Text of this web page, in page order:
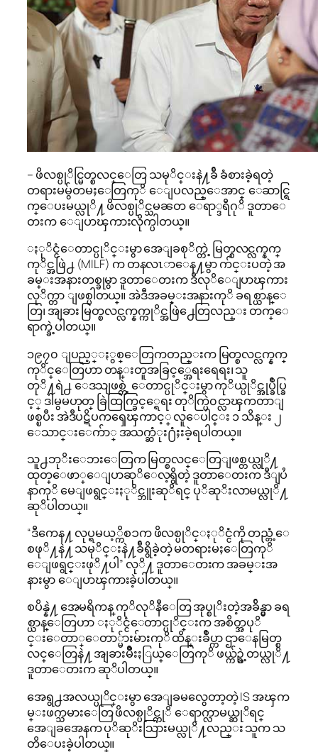
– ဖိလစ္ပုိင္မြတ္စလင္ေတြ သမုိင္းနဲ႔ခ်ီ ခံစားခဲ့ရတဲ့
တရားမမွ်တမႈေတြကုိ ေျပလည္ေအာင္ ေဆာင္ရြ
က္ေပးမယ္လုိ႔ ဖိလစ္ပုိင္သမၼတ ေရာ္ဒရီဂုိ ဒူတာေ
တးက ေျပာၾကားလိုက္ပါတယ္။
ႏုိင္ငံေတာင္ပုိင္းမွာ အေျခစုိက္တဲ့ မြတ္စလင္လက္နက္
ကုိင္အဖြဲ႕ (MILF) က တနလၤာေန႔မွာ က်င္းပတဲ့ အ
ခမ္းအနားတစ္ခုမွာ ဒူတာေတးက ဒီလုိေျပာၾကား
လုိက္တာ ျဖစ္ပါတယ္။ အဲဒီအခမ္းအနားကုိ ခရစ္ယာန္ေ
တြ၊ အျခား မြတ္စလင္လက္နက္ကုိင္အဖြဲ႕ေတြလည္း တက္ေ
ရာက္ခဲ့ပါတယ္။
၁၉၇၀ ျပည့္ႏွစ္ေတြကတည္းက မြတ္စလင္လက္နက္
ကုိင္ေတြဟာ တန္းတူအခြင့္အေရးရေရး၊ သူ
တုိ႔ရဲ႕ ေဒသျဖစ္တဲ့ ေတာင္ပုိင္းမွာ ကုိယ္ပုိင္အုပ္ခ်ဳပ္ခြ
င့္ ဒါမွမဟုတ္ ခြဲထြက္ခြင့္ရေရး တုိက္ပြဲ၀င္လာၾကတာျ
ဖစ္ၿပီး အဲဒီပဋိပကၡေၾကာင့္ လူေပါင္း ၁ သိန္း ၂
ေသာင္းေက်ာ္ အသက္ဆံုး႐ံႈးခဲ့ရပါတယ္။
သူ႕ဘုိးေဘးေတြက မြတ္စလင္ေတြျဖစ္တယ္လုိ႔
ထုတ္ေဖာ္ေျပာဆုိေလ့ရွိတဲ့ ဒူတာေတးက ဒီျပႆ
နာကုိ မေျဖရွင္းႏုိင္ဘူးဆုိရင္ ပုိဆုိးလာမယ္လုိ႔
ဆုိပါတယ္။
“ဒီကေန႔ လုပ္ရမယ့္ကိစၥက ဖိလစ္ပုိင္ႏုိင္ငံကို တည္တံ့ေ
စဖုိ႔နဲ႔ သမုိင္းနဲ႔ခ်ီရွိခဲ့တဲ့ မတရားမႈေတြကုိ
ေျဖရွင္းဖုိ႔ပါ” လုိ႔ ဒူတာေတးက အခမ္းအ
နားမွာ ေျပာၾကားခဲ့ပါတယ္။
စပိန္နဲ႔ အေမရိကန္ ကုိလုိနီေတြ အုပ္စုိးတဲ့အခ်ိန္မွာ ခရ
စ္ယာန္ေတြဟာ ႏုိင္ငံေတာင္ပုိင္းက အစိတ္အပုိ
င္းေတာ္ေတာ္မ်ားမ်ားကုိ ထိန္းခ်ဳပ္ကာ ဌာေနမြတ္စ
လင္ေတြနဲ႔ အျခားမ်ိဳးႏြယ္ေတြကုိ ဖယ္က်ဥ္ခဲ့တယ္လုိ႔
ဒူတာေတးက ဆုိပါတယ္။
အေရွ႕အလယ္ပုိင္းမွာ အေျခမလွေတာ့တဲ့ IS အၾက
မ္းဖက္သမားေတြ ဖိလစ္ပုိင္ကုိ ေရာက္လာမယ္ဆုိရင္
အေျခအေနက ပုိဆုိးသြားမယ္လုိ႔လည္း သူက သ
တိေပးခဲ့ပါတယ္။